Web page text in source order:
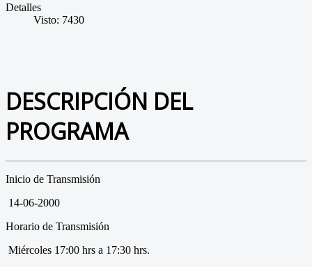
Detalles
Visto: 7430
DESCRIPCIÓN DEL
PROGRAMA
Inicio de Transmisión
14-06-2000
Horario de Transmisión
Miércoles 17:00 hrs a 17:30 hrs.